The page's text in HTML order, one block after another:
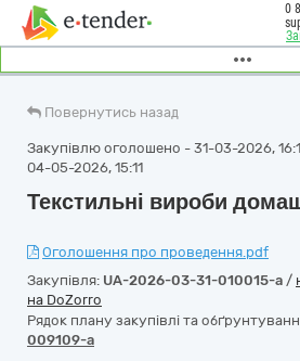
0
Повернутись назад
Закупівлю оголошено - 31-03-2026,
04-05-2026, 15:11
Текстильні вироби
Оголошення про проведення.pdf
Закупівля: UA-2026-03-31-010015-a /
на DoZorro
Рядок плану закупівлі та
009109-a